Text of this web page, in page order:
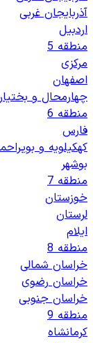
آذربایجان غربی
اردبیل
منطقه 5
مرکزی
اصفهان
چهارمحال و
منطقه 6
فارس
کهکیلویه و
بوشهر
منطقه 7
خوزستان
لرستان
ایلام
منطقه 8
خراسان شمالی
خراسان رضوی
خراسان جنوبی
منطقه 9
کرمانشاه